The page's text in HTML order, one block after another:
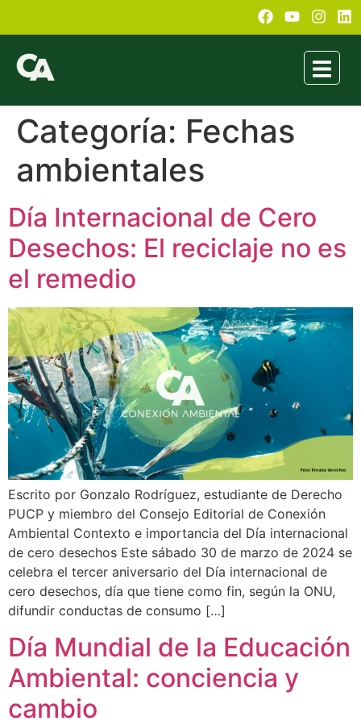
Categoría: Fechas
ambientales
Día Internacional de Cero
Desechos: El reciclaje no es
el remedio
Escrito por Gonzalo Rodríguez, estudiante de Derecho
PUCP y miembro del Consejo Editorial de Conexión
Ambiental Contexto e importancia del Día internacional
de cero desechos Este sábado 30 de marzo de 2024 se
celebra el tercer aniversario del Día internacional de
cero desechos, día que tiene como fin, según la ONU,
difundir conductas de consumo […]
Día Mundial de la Educación
Ambiental: conciencia y
cambio